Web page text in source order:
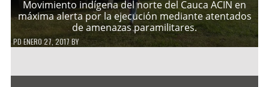
Movimiento indígena del norte del Cauca ACIN en
máxima alerta por la ejecución mediante atentados
de amenazas paramilitares.
PDENERO 27, 2017 BY